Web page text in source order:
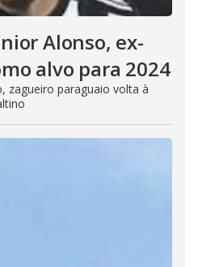
Alonso, ex-
alvo para 2024
zagueiro paraguaio volta à